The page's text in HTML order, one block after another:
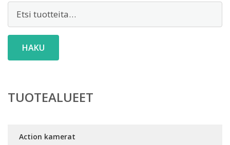
Etsi:
HAKU
TUOTEALUEET
Action kamerat